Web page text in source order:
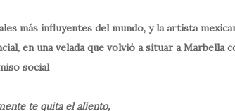
más influyentes del mundo, y la artista
en una velada que volvió a situar a Marbella
social
te quita el aliento,